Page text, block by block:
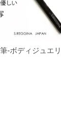
-ボディジュエ